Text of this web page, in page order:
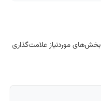
بخش‌های موردنیاز علامت‌گذاری